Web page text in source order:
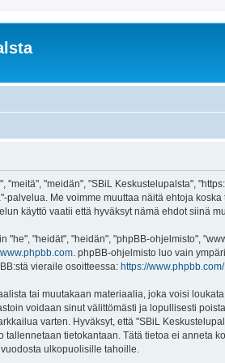
"meidän", "SBiL Keskustelupalsta",
Me voimme muuttaa näitä ehtoja
käyttö vaatii että hyväksyt nämä ehdot siinä
"heidät", "heidän", "phpBB-ohjelmisto",
www.phpbb.com. phpBB-ohjelmisto luo vain
vieraile osoitteessa: https://www.phpbb.com/
tai muutakaan materiaalia, joka voisi
voidaan sinut välittömästi ja lopullisesti
varten. Hyväksyt, että "SBiL
tallennetaan tietokantaan. Tätä tietoa ei
ulkopuolisille tahoille.